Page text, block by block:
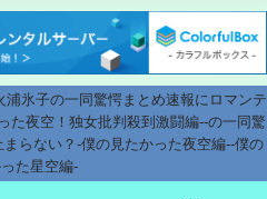
氷子の一同驚愕まとめ速報にロマンテ
た夜空！独女批判殺到激闘編--の一同驚
らない？-僕の見たかった夜空編--僕の
た星空編-